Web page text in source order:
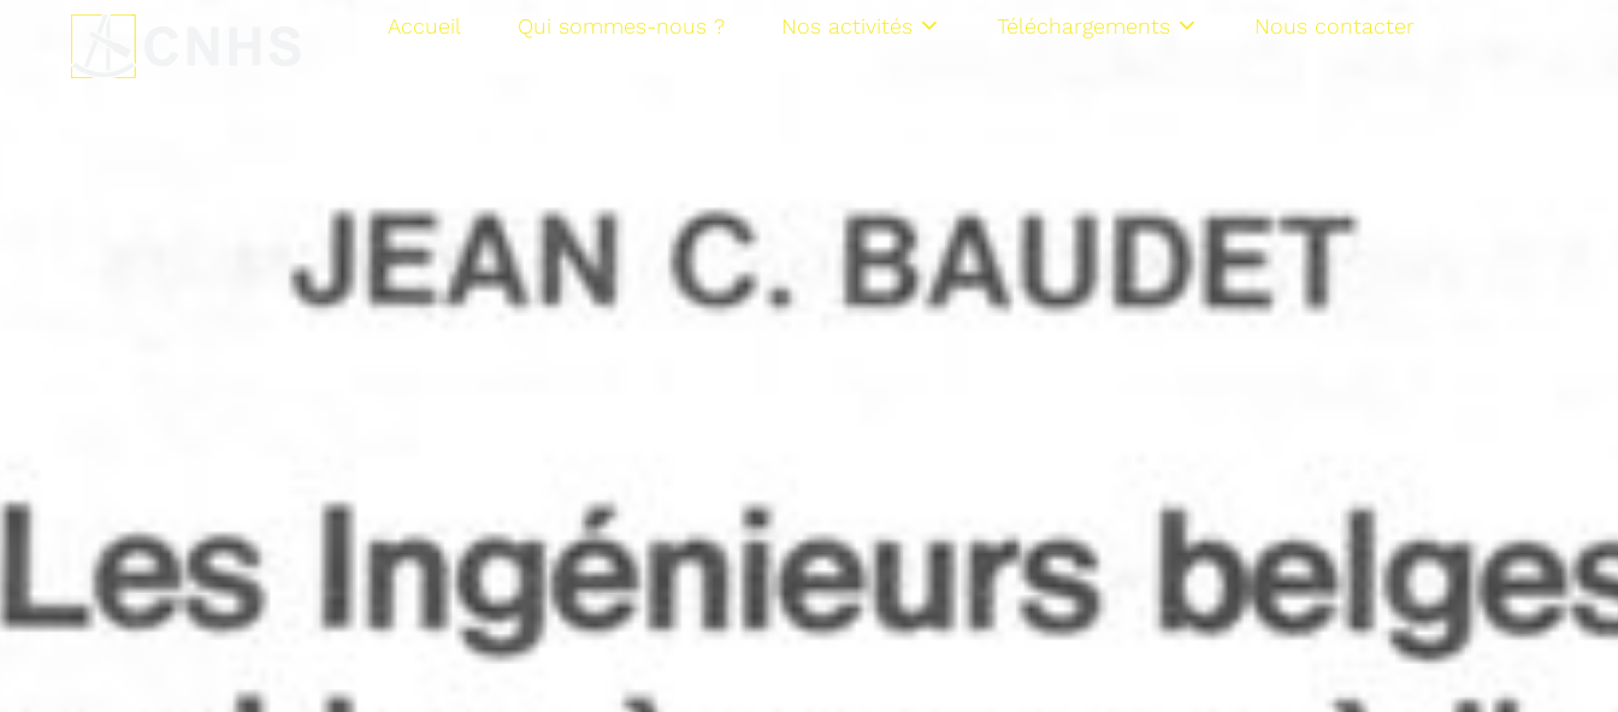
Accueil Qui sommes-nous ? Nos activités Téléchargements Nous contacter